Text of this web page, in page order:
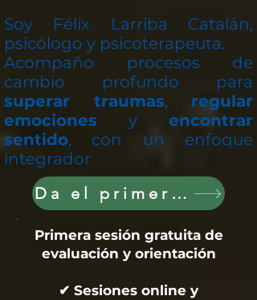
Soy Félix Larriba Catalán,
psicólogo y psicoterapeuta.
Acompaño procesos de
cambio profundo para
superar traumas, regular
emociones y encontrar
sentido, con un enfoque
integrador
Da el primer paso hoy
Primera sesión gratuita de
evaluación y orientación
✔ Sesiones online y